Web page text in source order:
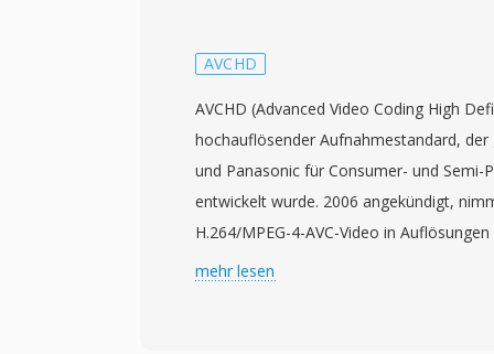
AVCHD
AVCHD (Advanced Video Coding High
hochauflösender Aufnahmestandard,
und Panasonic für Consumer- und Semi-
entwickelt wurde. 2006 angekündigt,
H.264/MPEG-4-AVC-Video in
Dolby Digital oder unkomprimiertem
mehr lesen